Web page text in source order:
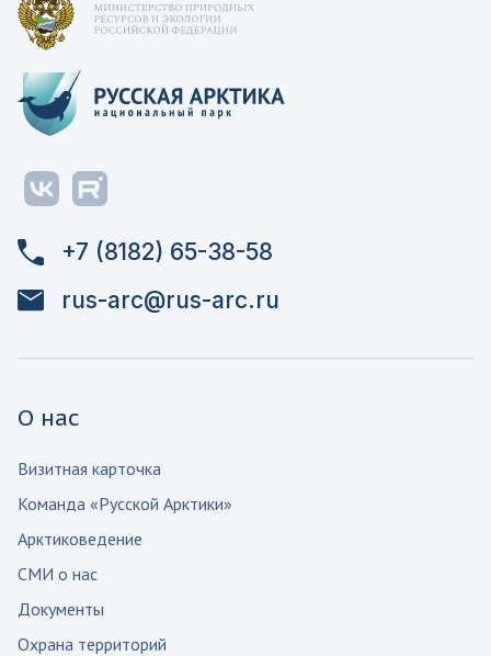
+7 (8182) 65-38-58
rus-arc@rus-arc.ru
О нас
Визитная карточка
Команда «Русской Арктики»
Арктиковедение
СМИ о нас
Документы
Охрана территорий